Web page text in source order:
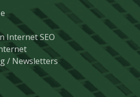
Internet SEO
/ Newsletters